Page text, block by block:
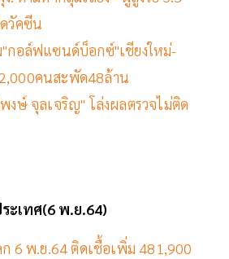
วัคซีน
"กอล์ฟแซนด์บ็อกซ์"เชียงใหม่-
คนสะพัด48ล้าน
ษ์ จุลเจริญ" โล่งผลตรวจไม่ติด
ะเทศ(6 พ.ย.64)
6 พ.ย.64 ติดเชื้อเพิ่ม 481,900